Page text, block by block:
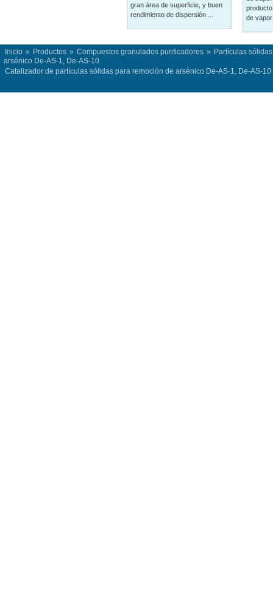
gran área de superficie, y buen
rendimiento de dispersión ...
de
Inicio » Productos » Compuestos granulados purificadores » Partículas
arsénico De-AS-1, De-AS-10
Catalizador de partículas sólidas para remoción de arsénico De-AS-1, De-AS-10